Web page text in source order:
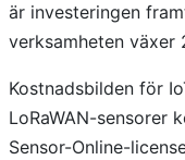
är investeringen
verksamheten växer
Kostnadsbilden för
LoRaWAN-sensorer
Sensor-Online-